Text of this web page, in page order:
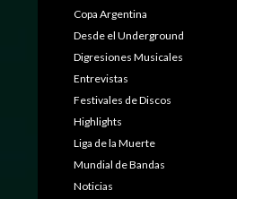
Copa Argentina
Desde el Underground
Digresiones Musicales
Entrevistas
Festivales de Discos
Highlights
Liga de la Muerte
Mundial de Bandas
Noticias